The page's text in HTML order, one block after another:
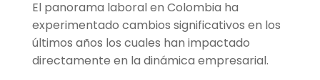
El panorama laboral en Colombia ha
experimentado cambios significativos en los
últimos años los cuales han impactado
directamente en la dinámica empresarial.